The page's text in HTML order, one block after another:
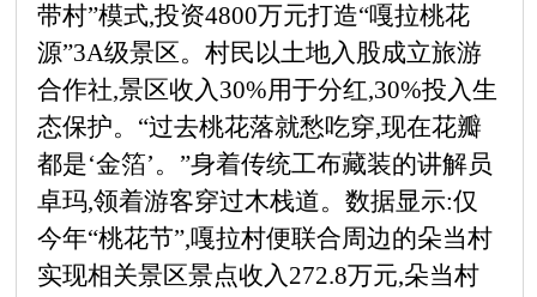
带村”模式,投资4800万元打造“嘎拉桃花
源”3A级景区。村民以土地入股成立旅游
合作社,景区收入30%用于分红,30%投入生
态保护。“过去桃花落就愁吃穿,现在花瓣
都是‘金箔’。”身着传统工布藏装的讲解员
卓玛,领着游客穿过木栈道。数据显示:仅
今年“桃花节”,嘎拉村便联合周边的朵当村
实现相关景区景点收入272.8万元,朵当村